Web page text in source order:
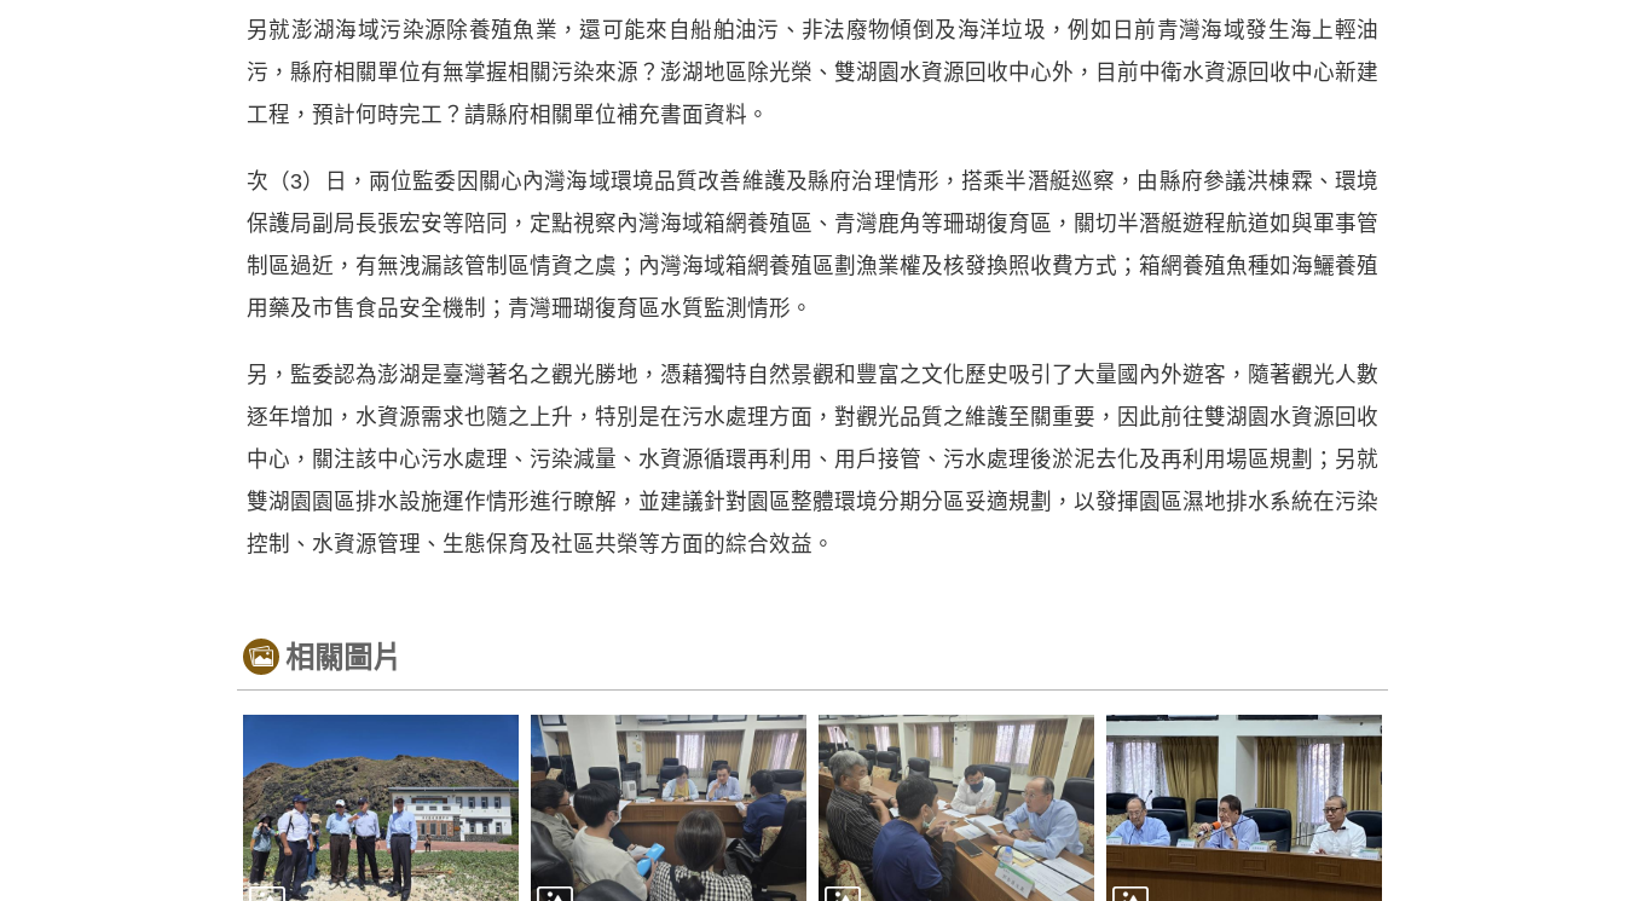
另就澎湖海域污染源除養殖魚業，還可能來自船舶油污、非法廢物傾倒及海洋垃圾，例如日前青灣海域發生海上輕油
污，縣府相關單位有無掌握相關污染來源？澎湖地區除光榮、雙湖園水資源回收中心外，目前中衛水資源回收中心新建
工程，預計何時完工？請縣府相關單位補充書面資料。
次（3）日，兩位監委因關心內灣海域環境品質改善維護及縣府治理情形，搭乘半潛艇巡察，由縣府參議洪棟霖、環境
保護局副局長張宏安等陪同，定點視察內灣海域箱網養殖區、青灣鹿角等珊瑚復育區，關切半潛艇遊程航道如與軍事管
制區過近，有無洩漏該管制區情資之虞；內灣海域箱網養殖區劃漁業權及核發換照收費方式；箱網養殖魚種如海鱺養殖
用藥及市售食品安全機制；青灣珊瑚復育區水質監測情形。
另，監委認為澎湖是臺灣著名之觀光勝地，憑藉獨特自然景觀和豐富之文化歷史吸引了大量國內外遊客，隨著觀光人數
逐年增加，水資源需求也隨之上升，特別是在污水處理方面，對觀光品質之維護至關重要，因此前往雙湖園水資源回收
中心，關注該中心污水處理、污染減量、水資源循環再利用、用戶接管、污水處理後淤泥去化及再利用場區規劃；另就
雙湖園園區排水設施運作情形進行瞭解，並建議針對園區整體環境分期分區妥適規劃，以發揮園區濕地排水系統在污染
控制、水資源管理、生態保育及社區共榮等方面的綜合效益。
相關圖片